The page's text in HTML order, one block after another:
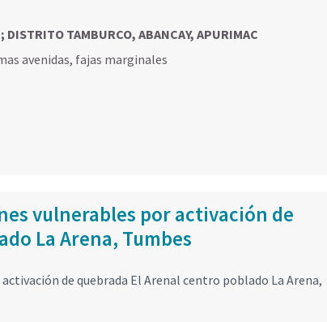
; DISTRITO TAMBURCO, ABANCAY, APURIMAC
avenidas, fajas marginales
vulnerables por activación de
La Arena, Tumbes
de quebrada El Arenal centro poblado La Arena,